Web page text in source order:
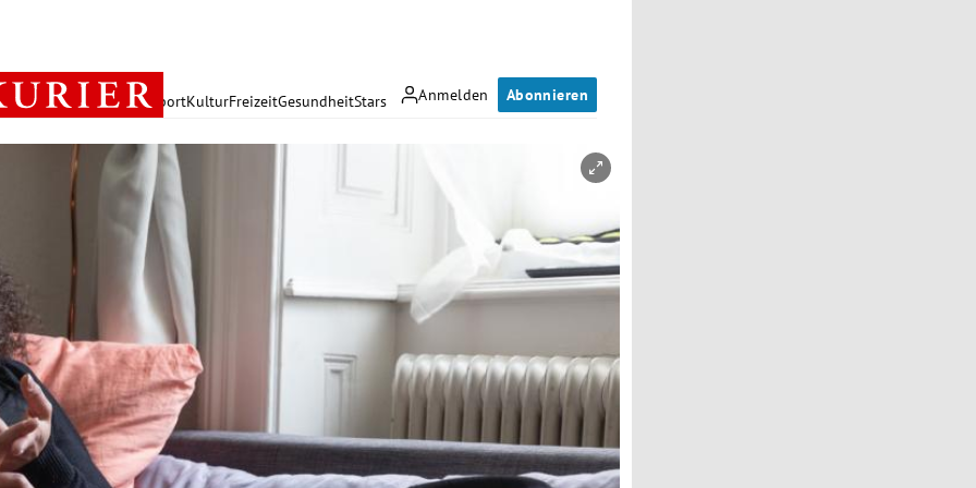
Anmelden Abonnieren
PolitikWirtschaft SportKulturFreizeitGesundheitStars